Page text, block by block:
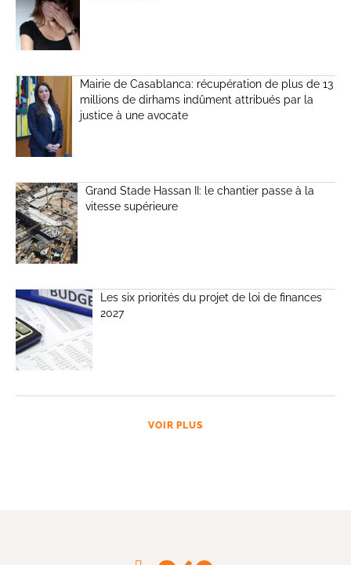
Mairie de Casablanca: récupération de plus de 13
millions de dirhams indûment attribués par la
justice à une avocate
Grand Stade Hassan II: le chantier passe à la
vitesse supérieure
Les six priorités du projet de loi de finances
2027
VOIR PLUS